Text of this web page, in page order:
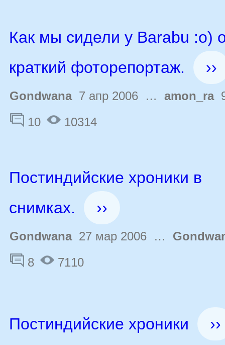
Как мы сидели у Barabu :o)
краткий фоторепортаж.
››
Gondwana7 апр 2006 … amon_ra9
10
10314
Постиндийские хроники в
снимках.
››
Gondwana27 мар 2006 …
8
7110
Постиндийские хроники ››